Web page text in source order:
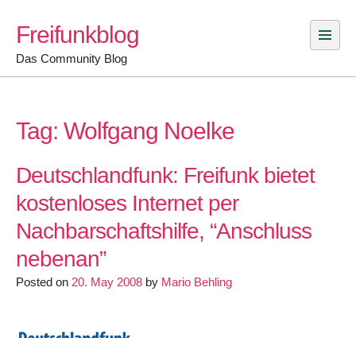
content
Freifunkblog
Das Community Blog
Tag: Wolfgang Noelke
Deutschlandfunk: Freifunk bietet
kostenloses Internet per
Nachbarschaftshilfe, “Anschluss
nebenan”
Posted on 20. May 2008 by Mario Behling